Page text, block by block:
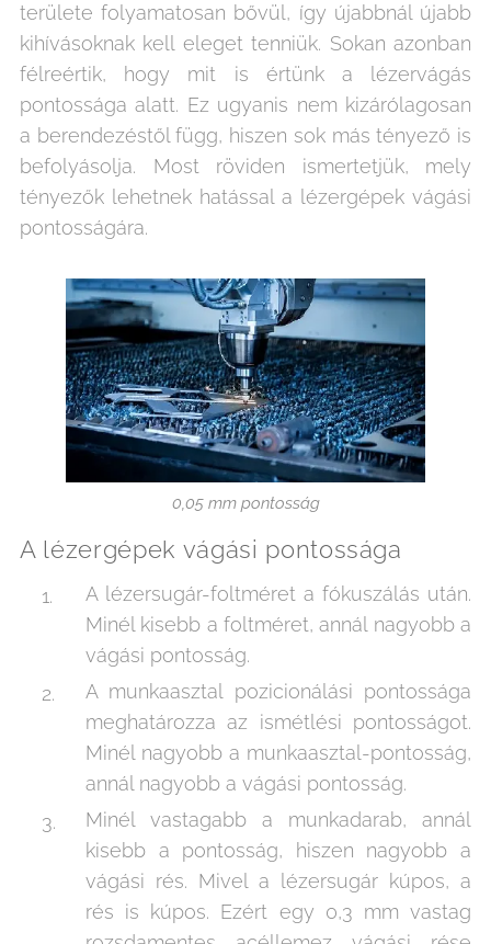
területe folyamatosan bővül, így újabbnál újabb
kihívásoknak kell eleget tenniük. Sokan azonban
félreértik, hogy mit is értünk a lézervágás
pontossága alatt. Ez ugyanis nem kizárólagosan
a berendezéstől függ, hiszen sok más tényező is
befolyásolja. Most röviden ismertetjük, mely
tényezők lehetnek hatással a lézergépek vágási
pontosságára.
0,05 mm pontosság
A lézergépek vágási pontossága
A lézersugár-foltméret a fókuszálás után.
Minél kisebb a foltméret, annál nagyobb a
vágási pontosság.
A munkaasztal pozicionálási pontossága
meghatározza az ismétlési pontosságot.
Minél nagyobb a munkaasztal-pontosság,
annál nagyobb a vágási pontosság.
Minél vastagabb a munkadarab, annál
kisebb a pontosság, hiszen nagyobb a
vágási rés. Mivel a lézersugár kúpos, a
rés is kúpos. Ezért egy 0,3 mm vastag